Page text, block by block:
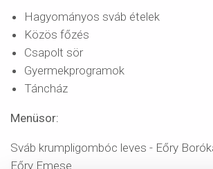
Hagyományos sváb ételek
Közös főzés
Csapolt sör
Gyermekprogramok
Táncház
Menüsor:
Sváb krumpligombóc leves - Eőry
Eőry Emese